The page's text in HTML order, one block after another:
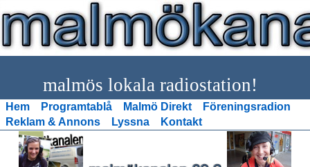
malmös lokala radiostation!
Hem Programtablå Malmö Direkt
Föreningsradion
Reklam & Annons
Lyssna Kontakt